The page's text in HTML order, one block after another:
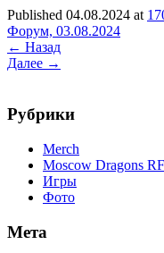
Published 04.08.2024 at
Форум, 03.08.2024
← Назад
Далее →
Рубрики
Merch
Moscow Dragons
Игры
Фото
Мета